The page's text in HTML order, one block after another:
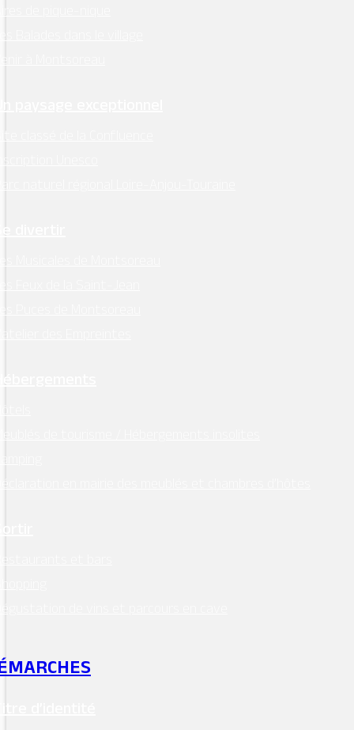
de pique-nique
Balades dans le village
à Montsoreau
paysage exceptionnel
classé de la Confluence
Unesco
naturel régional Loire-Anjou-Touraine
divertir
Musicales de Montsoreau
Feux de la Saint-Jean
Puces de Montsoreau
des Empreintes
de tourisme / Hébergements insolites
en mairie des meublés et chambres d’hôtes
et bars
de vins et parcours en cave
d’identité